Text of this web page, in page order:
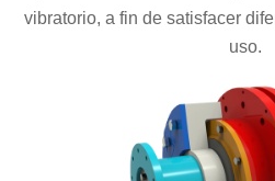
vibratorio, a fin de satisfacer
uso.